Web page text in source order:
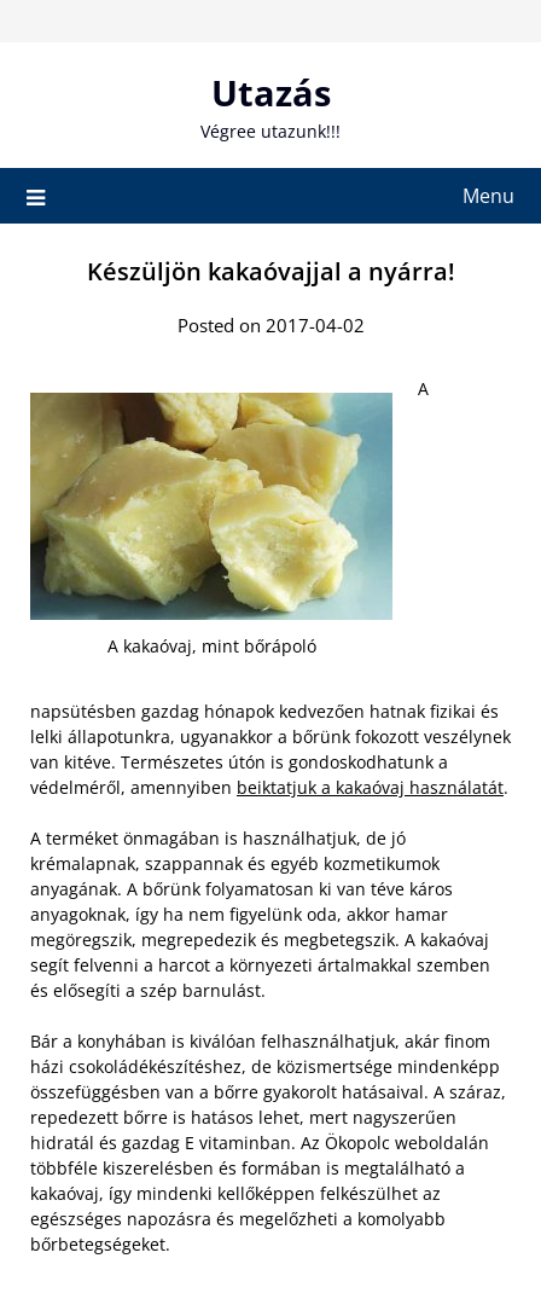
Utazás
Végree utazunk!!!
Menu
Készüljön kakaóvajjal a nyárra!
Posted on 2017-04-02
A kakaóvaj, mint bőrápoló
A
napsütésben gazdag hónapok kedvezően hatnak fizikai és
lelki állapotunkra, ugyanakkor a bőrünk fokozott veszélynek
van kitéve. Természetes útón is gondoskodhatunk a
védelméről, amennyiben beiktatjuk a kakaóvaj használatát.
A terméket önmagában is használhatjuk, de jó
krémalapnak, szappannak és egyéb kozmetikumok
anyagának. A bőrünk folyamatosan ki van téve káros
anyagoknak, így ha nem figyelünk oda, akkor hamar
megöregszik, megrepedezik és megbetegszik. A kakaóvaj
segít felvenni a harcot a környezeti ártalmakkal szemben
és elősegíti a szép barnulást.
Bár a konyhában is kiválóan felhasználhatjuk, akár finom
házi csokoládékészítéshez, de közismertsége mindenképp
összefüggésben van a bőrre gyakorolt hatásaival. A száraz,
repedezett bőrre is hatásos lehet, mert nagyszerűen
hidratál és gazdag E vitaminban. Az Ökopolc weboldalán
többféle kiszerelésben és formában is megtalálható a
kakaóvaj, így mindenki kellőképpen felkészülhet az
egészséges napozásra és megelőzheti a komolyabb
bőrbetegségeket.